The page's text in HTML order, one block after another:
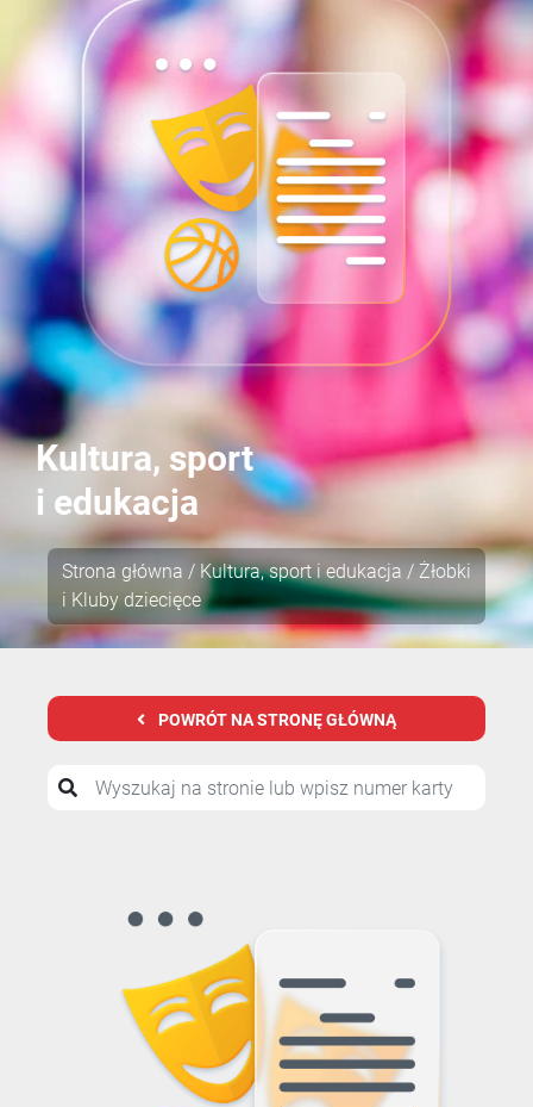
Kultura, sport
i edukacja
Strona główna / Kultura, sport i edukacja / Żłobki
i Kluby dziecięce
POWRÓT NA STRONĘ GŁÓWNĄ